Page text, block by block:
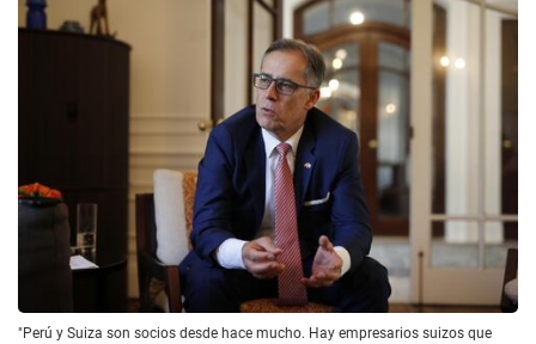
"Perú y Suiza son socios desde hace mucho. Hay empresarios suizos que